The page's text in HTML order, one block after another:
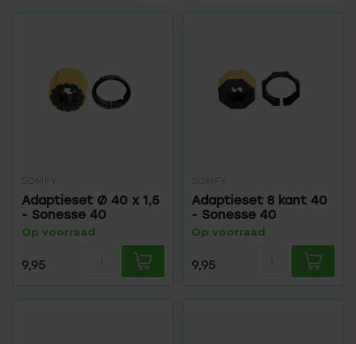
SOMFY
Adaptieset Ø 40 x 1,5
- Sonesse 40
Op voorraad
9,95
SOMFY
Adaptieset 8 kant 40
- Sonesse 40
Op voorraad
9,95